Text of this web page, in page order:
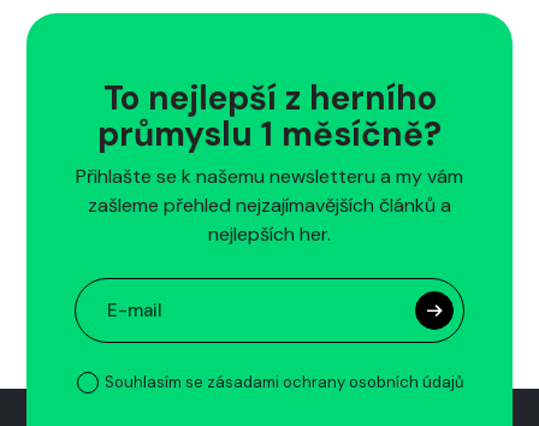
To nejlepší z herního
průmyslu 1 měsíčně?
Přihlašte se k našemu newsletteru a my vám
zašleme přehled nejzajímavějších článků a
nejlepších her.
Souhlasím se zásadami ochrany osobních údajů